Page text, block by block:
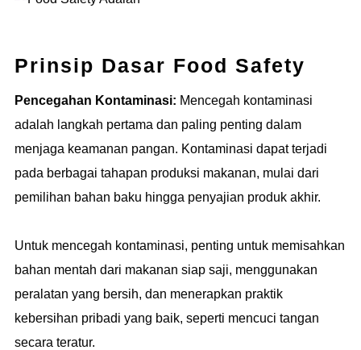
Prinsip Dasar Food Safety
Pencegahan Kontaminasi: Mencegah kontaminasi
adalah langkah pertama dan paling penting dalam
menjaga keamanan pangan. Kontaminasi dapat terjadi
pada berbagai tahapan produksi makanan, mulai dari
pemilihan bahan baku hingga penyajian produk akhir.
Untuk mencegah kontaminasi, penting untuk memisahkan
bahan mentah dari makanan siap saji, menggunakan
peralatan yang bersih, dan menerapkan praktik
kebersihan pribadi yang baik, seperti mencuci tangan
secara teratur.